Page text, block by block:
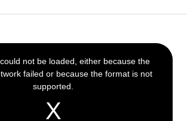
not be loaded, either because the
failed or because the format is not
supported.